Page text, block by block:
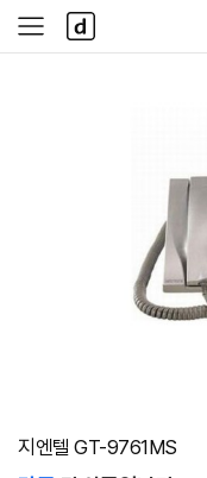
사
이
다
나
와
지엔텔 GT-9761MS